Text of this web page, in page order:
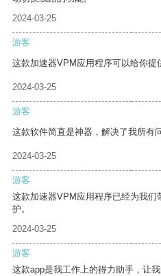
2024-03-25
游客
这款加速器VPM应用程序可以给你提
2024-03-25
游客
这款软件简直是神器，解决了我所有问
2024-03-25
游客
这款加速器VPM应用程序已经为我
护。
2024-03-25
游客
这款app是我工作上的得力助手，让